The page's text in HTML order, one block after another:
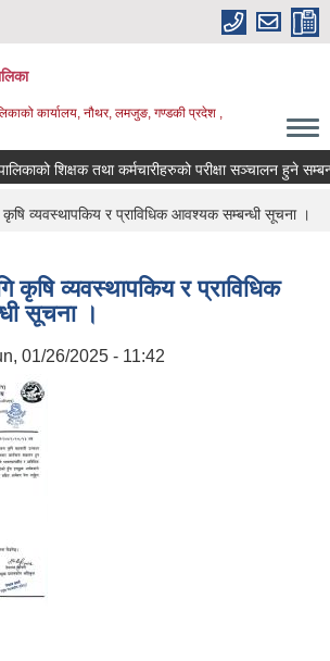
कार्यालय, नौथर, लमजुङ, गण्डकी प्रदेश ,
शिक्षक तथा कर्मचारीहरुको परीक्षा सञ्चालन हुने
कृषि व्यवस्थापकिय र प्राविधिक आवश्यक सम्बन्धी सूचना ।
कृषि व्यवस्थापकिय र प्राविधिक
सूचना ।
01/26/2025 - 11:42